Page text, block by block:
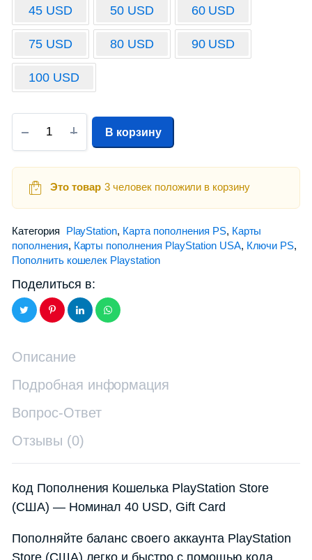
45 USD 50 USD 60 USD
75 USD 80 USD 90 USD
100 USD
В корзину
Это товар 3 человек положили в корзину
Категория PlayStation, Карта пополнения PS, Карты
пополнения, Карты пополнения PlayStation USA, Ключи PS,
Пополнить кошелек Playstation
Поделиться в:
Описание
Подробная информация
Вопрос-Ответ
Отзывы (0)
Код Пополнения Кошелька PlayStation Store
(США) — Номинал 40 USD, Gift Card
Пополняйте баланс своего аккаунта PlayStation